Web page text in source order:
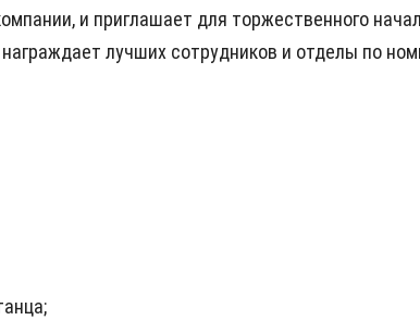
и приглашает для торжественного
лучших сотрудников и отделы по